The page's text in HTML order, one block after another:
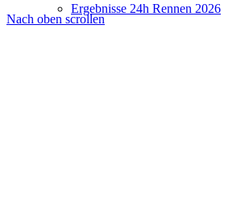
Ergebnisse 24h Rennen 2026
Nach oben scrollen